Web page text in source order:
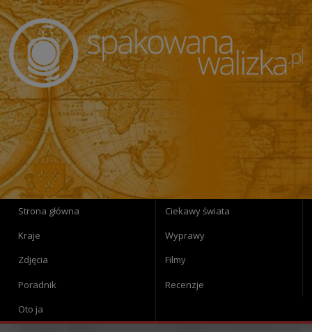
Strona główna
Ciekawy świata
Kraje
Wyprawy
Zdjęcia
Filmy
Poradnik
Recenzje
Oto ja